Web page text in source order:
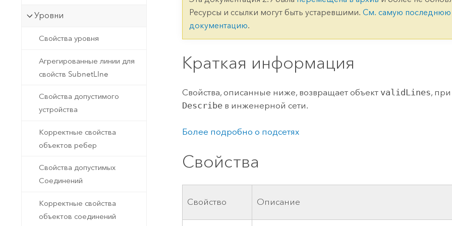
Технология Developer
Все отрасли
технологий
Уровни
Свойства уровня
Агрегированные линии для
свойств SubnetLIne
Свойства допустимого
устройства
Корректные свойства
объектов ребер
Свойства допустимых
Соединений
Корректные свойства
объектов соединений
Ресурсы и ссылки могут быть устаревшими.См. самую последнюю
документацию.
Краткая информация
Свойства, описанные ниже, возвращает объект validLines,
Describe в инженерной сети.
Более подробно о подсетях
Свойства
Свойство Описание